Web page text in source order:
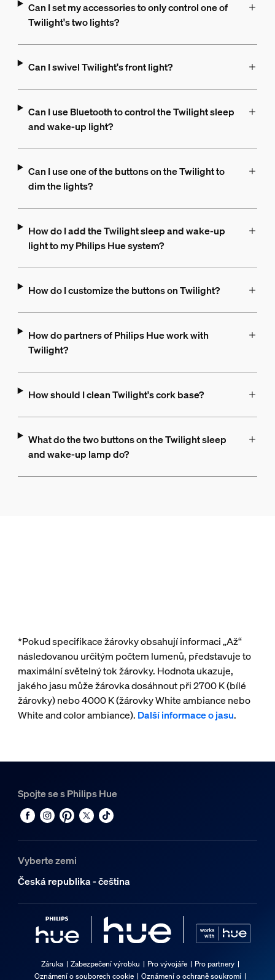
Can I set my accessories to only control one of
Twilight's two lights?
Can I swivel Twilight's front light?
Can I use Bluetooth to control the Twilight sleep
and wake-up light?
Can I use one of the buttons on the Twilight to
dim the lights?
How do I add the Twilight sleep and wake-up
light to my Philips Hue system?
How do I customize the buttons on Twilight?
How do partners of Philips Hue work with
Twilight?
How should I clean Twilight's cork base?
What do the two buttons on the Twilight sleep
and wake-up lamp do?
*Pokud specifikace žárovky obsahují informaci „Až“
následovanou určitým počtem lumenů, představuje to
maximální světelný tok žárovky. Hodnota ukazuje,
jakého jasu může žárovka dosáhnout při 2700 K (bílé
žárovky) nebo 4000 K (žárovky White ambiance nebo
White and color ambiance). Další informace o jasu.
Spojte se s Philips Hue
Vyberte zemi
Česká republika - čeština
Záruka Zabezpečení výrobku Pro vývojáře
Pro partnery
Oznámení o souborech cookie
Oznámení o ochraně soukromí